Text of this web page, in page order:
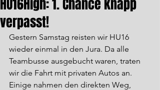
HU16High: 1. Chance knapp
verpasst!
Gestern Samstag reisten wir HU16
wieder einmal in den Jura. Da alle
Teambusse ausgebucht waren, traten
wir die Fahrt mit privaten Autos an.
Einige nahmen den direkten Weg,